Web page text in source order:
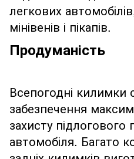
легкових
мінівенів і пікапів.
Продуманість
Всепогодні килимки
забезпечення
захисту
автомобіля. Багато